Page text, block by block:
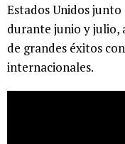
Estados Unidos junto
durante junio y julio,
de grandes éxitos
internacionales.